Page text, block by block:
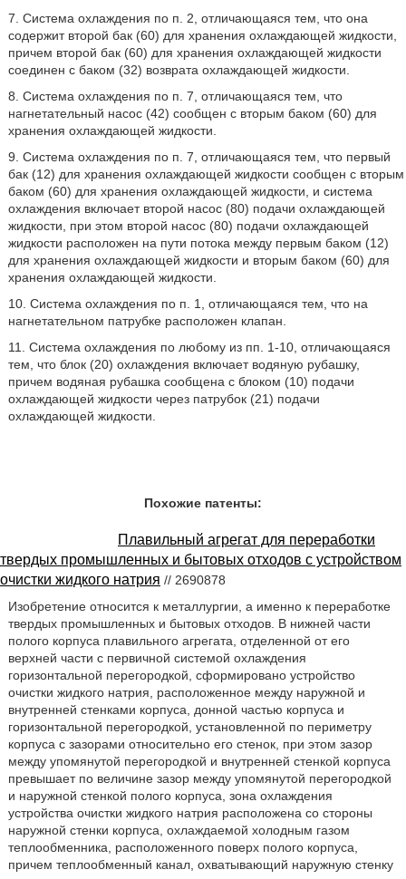
7. Система охлаждения по п. 2, отличающаяся тем, что она
содержит второй бак (60) для хранения охлаждающей жидкости,
причем второй бак (60) для хранения охлаждающей жидкости
соединен с баком (32) возврата охлаждающей жидкости.
8. Система охлаждения по п. 7, отличающаяся тем, что
нагнетательный насос (42) сообщен с вторым баком (60) для
хранения охлаждающей жидкости.
9. Система охлаждения по п. 7, отличающаяся тем, что первый
бак (12) для хранения охлаждающей жидкости сообщен с вторым
баком (60) для хранения охлаждающей жидкости, и система
охлаждения включает второй насос (80) подачи охлаждающей
жидкости, при этом второй насос (80) подачи охлаждающей
жидкости расположен на пути потока между первым баком (12)
для хранения охлаждающей жидкости и вторым баком (60) для
хранения охлаждающей жидкости.
10. Система охлаждения по п. 1, отличающаяся тем, что на
нагнетательном патрубке расположен клапан.
11. Система охлаждения по любому из пп. 1-10, отличающаяся
тем, что блок (20) охлаждения включает водяную рубашку,
причем водяная рубашка сообщена с блоком (10) подачи
охлаждающей жидкости через патрубок (21) подачи
охлаждающей жидкости.
Похожие патенты:
Плавильный агрегат для переработки
твердых промышленных и бытовых отходов с устройством
очистки жидкого натрия // 2690878
Изобретение относится к металлургии, а именно к переработке
твердых промышленных и бытовых отходов. В нижней части
полого корпуса плавильного агрегата, отделенной от его
верхней части с первичной системой охлаждения
горизонтальной перегородкой, сформировано устройство
очистки жидкого натрия, расположенное между наружной и
внутренней стенками корпуса, донной частью корпуса и
горизонтальной перегородкой, установленной по периметру
корпуса с зазорами относительно его стенок, при этом зазор
между упомянутой перегородкой и внутренней стенкой корпуса
превышает по величине зазор между упомянутой перегородкой
и наружной стенкой полого корпуса, зона охлаждения
устройства очистки жидкого натрия расположена со стороны
наружной стенки корпуса, охлаждаемой холодным газом
теплообменника, расположенного поверх полого корпуса,
причем теплообменный канал, охватывающий наружную стенку